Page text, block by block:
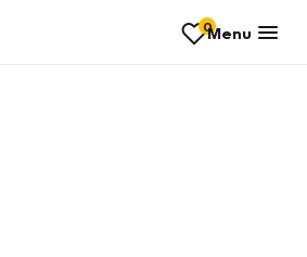
0Menu